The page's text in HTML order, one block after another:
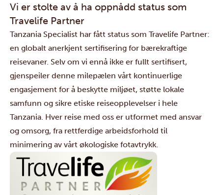
Vi er stolte av å ha oppnådd status som
Travelife Partner
Tanzania Specialist har fått status som Travelife Partner:
en globalt anerkjent sertifisering for bærekraftige
reisevaner. Selv om vi ennå ikke er fullt sertifisert,
gjenspeiler denne milepælen vårt kontinuerlige
engasjement for å beskytte miljøet, støtte lokale
samfunn og sikre etiske reiseopplevelser i hele
Tanzania. Hver reise med oss er utformet med ansvar
og omsorg, fra rettferdige arbeidsforhold til
minimering av vårt økologiske fotavtrykk.